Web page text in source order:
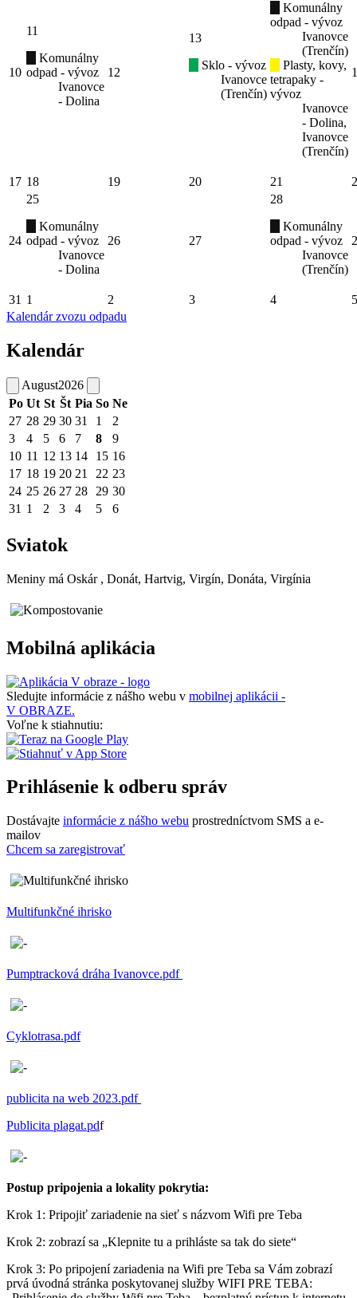
10
11
Komunálny
odpad - vývoz
Ivanovce
- Dolina
12
13
Sklo - vývoz
Ivanovce
(Trenčín)
Komunálny
odpad - vývoz
Ivanovce
(Trenčín)
Plasty, kovy,
tetrapaky -
vývoz
Ivanovce
- Dolina,
Ivanovce
(Trenčín)
17 18 19 20 21
24
25
Komunálny
odpad - vývoz
Ivanovce
- Dolina
26 27
28
Komunálny
odpad - vývoz
Ivanovce
(Trenčín)
31 1 2 3 4
5
Kalendár zvozu odpadu
Kalendár
August2026
Po Ut St Št Pia So Ne
27 28 29 30 31 1
2
3
4 5 6 7 8
9
10 11 12 13 14 15 16
17 18 19 20 21 22 23
24 25 26 27 28 29 30
31 1 2 3 4 5 6
Sviatok
Meniny má Oskár , Donát, Hartvig, Virgín, Donáta, Virgínia
Mobilná aplikácia
Sledujte informácie z nášho webu v mobilnej aplikácii -
V OBRAZE.
Voľne k stiahnutiu:
Prihlásenie k odberu správ
Dostávajte informácie z nášho webu prostredníctvom SMS a e-
mailov
Chcem sa zaregistrovať
Multifunkčné ihrisko
Pumptracková dráha Ivanovce.pdf
Cyklotrasa.pdf
publicita na web 2023.pdf
Publicita plagat.pdf
Postup pripojenia a lokality pokrytia:
Krok 1: Pripojiť zariadenie na sieť s názvom Wifi pre Teba
Krok 2: zobrazí sa „Klepnite tu a prihláste sa tak do siete“
Krok 3: Po pripojení zariadenia na Wifi pre Teba sa Vám zobrazí
prvá úvodná stránka poskytovanej služby WIFI PRE TEBA: